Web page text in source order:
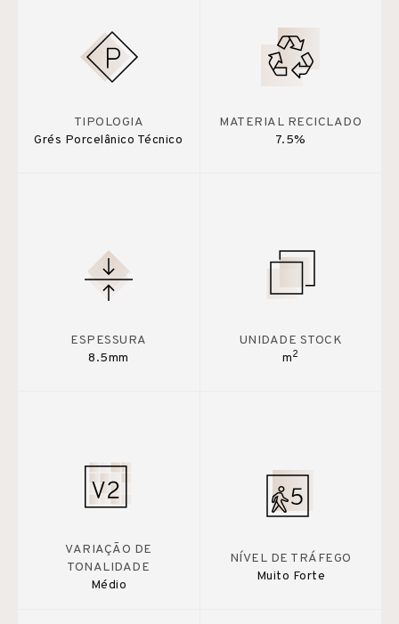
TIPOLOGIA
Grés Porcelânico Técnico
MATERIAL RECICLADO
7.5%
ESPESSURA
8.5mm
UNIDADE STOCK
m2
VARIAÇÃO DE
TONALIDADE
Médio
NÍVEL DE TRÁFEGO
Muito Forte